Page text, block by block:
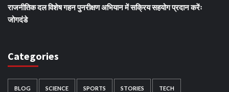
राजनीतिक दल विशेष गहन पुनरीक्षण अभियान में सक्रिय सहयोग प्रदान करेंः
जोगदंडे
Categories
BLOG SCIENCE SPORTS STORIES TECH